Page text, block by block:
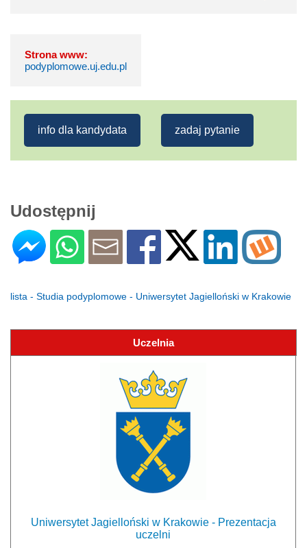
Strona www:
podyplomowe.uj.edu.pl
info dla kandydata zadaj pytanie
Udostępnij
lista - Studia podyplomowe - Uniwersytet Jagielloński w Krakowie
Uczelnia
Uniwersytet Jagielloński w Krakowie - Prezentacja
uczelni